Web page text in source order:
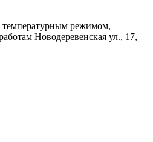
температурным режимом,
Новодеревенская ул., 17,